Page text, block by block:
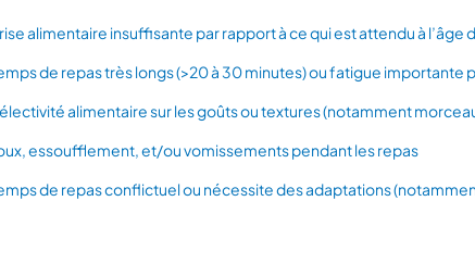
alimentaire insuffisante par rapport à ce qui est attendu à l’âge
de repas très longs (>20 à 30 minutes) ou fatigue importante
alimentaire sur les goûts ou textures (notamment
essoufflement, et/ou vomissements pendant les repas
de repas conflictuel ou nécessite des adaptations